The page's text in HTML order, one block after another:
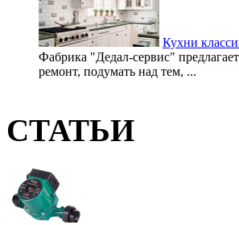
Кухни
Фабрика "Дедал-сервис"
ремонт, подумать над тем, ...
СТАТЬИ